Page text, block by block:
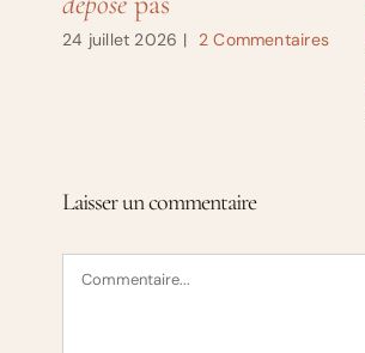
24 juillet 2026 | 2 Commentaires
Laisser un commentaire
Commentaire